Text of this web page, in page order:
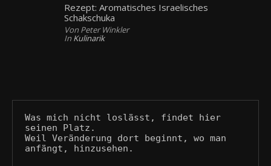
Rezept: Aromatisches Israelisches
Schakschuka
Von Peter Winkler
In Kulinarik
Was mich nicht loslässt, findet hier
seinen Platz.
Weil Veränderung dort beginnt, wo man
anfängt, hinzusehen.